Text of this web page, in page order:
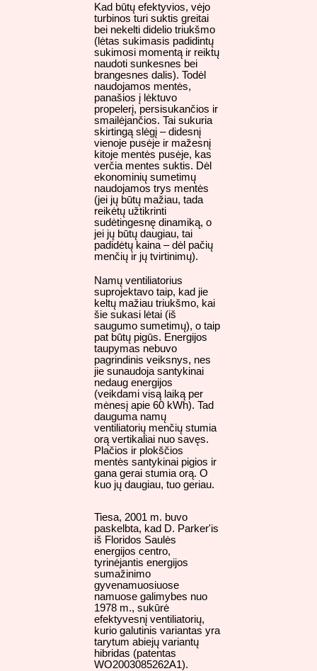
Kad būtų efektyvios, vėjo
turbinos turi suktis greitai
bei nekelti didelio triukšmo
(lėtas sukimasis padidintų
sukimosi momentą ir reiktų
naudoti sunkesnes bei
brangesnes dalis). Todėl
naudojamos mentės,
panašios į lėktuvo
propelerį, persisukančios ir
smailėjančios. Tai sukuria
skirtingą slėgį – didesnį
vienoje pusėje ir mažesnį
kitoje mentės pusėje, kas
verčia mentes suktis. Dėl
ekonominių sumetimų
naudojamos trys mentės
(jei jų būtų mažiau, tada
reikėtų užtikrinti
sudėtingesnę dinamiką, o
jei jų būtų daugiau, tai
padidėtų kaina – dėl pačių
menčių ir jų tvirtinimų).
Namų ventiliatorius
suprojektavo taip, kad jie
keltų mažiau triukšmo, kai
šie sukasi lėtai (iš
saugumo sumetimų), o taip
pat būtų pigūs. Energijos
taupymas nebuvo
pagrindinis veiksnys, nes
jie sunaudoja santykinai
nedaug energijos
(veikdami visą laiką per
mėnesį apie 60 kWh). Tad
dauguma namų
ventiliatorių menčių stumia
orą vertikaliai nuo savęs.
Plačios ir plokščios
mentės santykinai pigios ir
gana gerai stumia orą. O
kuo jų daugiau, tuo geriau.
Tiesa, 2001 m. buvo
paskelbta, kad D. Parker'is
iš Floridos Saulės
energijos centro,
tyrinėjantis energijos
sumažinimo
gyvenamuosiuose
namuose galimybes nuo
1978 m., sukūrė
efektyvesnį ventiliatorių,
kurio galutinis variantas yra
tarytum abiejų variantų
hibridas (patentas
WO2003085262A1).